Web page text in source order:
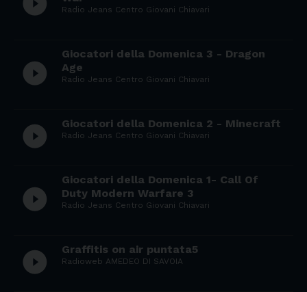
Radio Jeans Centro Giovani Chiavari
play_circle_filled
Giocatori della Domenica 3 - Dragon
Age
Radio Jeans Centro Giovani Chiavari
play_circle_filled Giocatori della Domenica 2 - Minecraft
Radio Jeans Centro Giovani Chiavari
play_circle_filled
Giocatori della Domenica 1- Call Of
Duty Modern Warfare 3
Radio Jeans Centro Giovani Chiavari
play_circle_filled Graffitis on air puntata5
Radioweb AMEDEO DI SAVOIA